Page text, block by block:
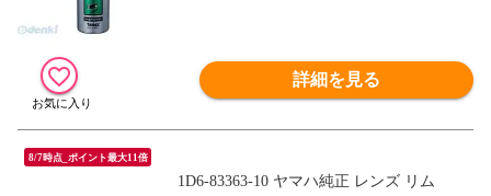
詳細を見る
8/7時点_ポイント最大11倍
1D6-83363-10 ヤマハ純正 レンズ リム